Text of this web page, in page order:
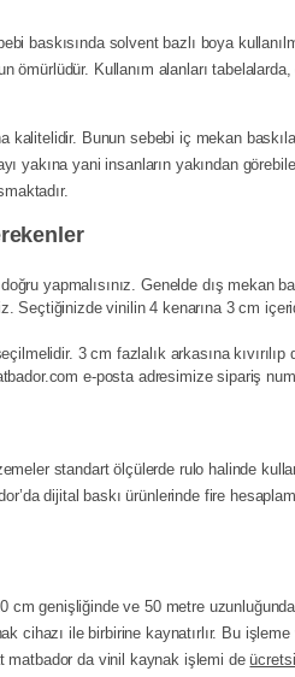
baskısında solvent bazlı boya
ömürlüdür. Kullanım alanları
Bunun sebebi iç mekan
yakına yani insanların yakından
yapmalısınız. Genelde dış mekan
Seçtiğinizde vinilin 4 kenarına 3 cm
3 cm fazlalık arkasına kıvırılıp
e-posta adresimize sipariş
standart ölçülerde rulo halinde
dijital baskı ürünlerinde fire
genişliğinde ve 50 metre
cihazı ile birbirine kaynatırlır. Bu
matbador da vinil kaynak işlemi de